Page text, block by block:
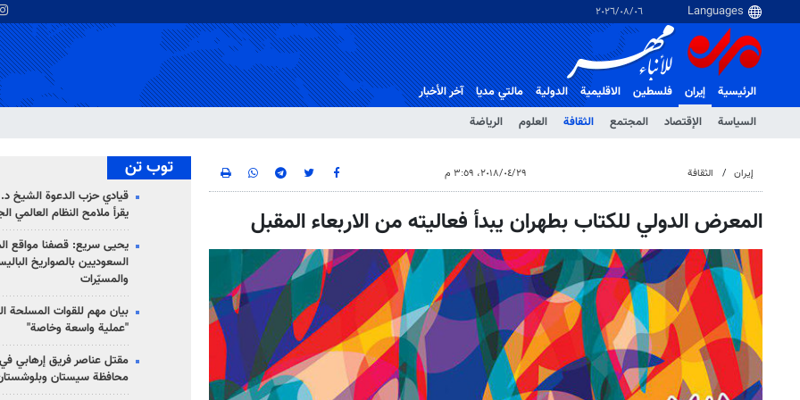
٠٦‏/٠٨‏/٢٠٢٦
الرئيسية
إيران
السياسة
الإقتصاد المجتمع الثقافة العلوم الرياضة
فلسطین الاقلیمیة الدولية مالتي مدیا آخر الأخبار
إيران الثقافة ٢٩‏/٠٤‏/٢٠١٨، ٣:٥٩ م
المعرض الدولي للكتاب بطهران يبدأ فعاليته من الاربعاء المقبل
توب تن
قيادي حزب الدعوة الشيخ
يقرأ ملامح النظام العالمي
يحيى سريع: قصفنا مواقع
السعوديين بالصواريخ
والمسيّرات
بيان مهم للقوات المسلحة
"عملية واسعة وخاصة"
مقتل عناصر فريق إرهابي
محافظة سيستان